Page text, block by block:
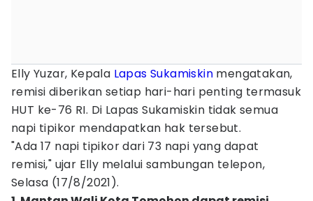
Elly Yuzar, Kepala Lapas Sukamiskin mengatakan,
remisi diberikan setiap hari-hari penting termasuk
HUT ke-76 RI. Di Lapas Sukamiskin tidak semua
napi tipikor mendapatkan hak tersebut.
"Ada 17 napi tipikor dari 73 napi yang dapat
remisi," ujar Elly melalui sambungan telepon,
Selasa (17/8/2021).